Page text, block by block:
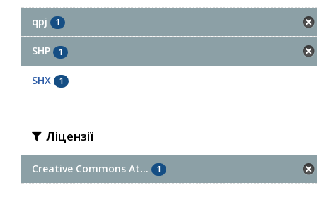
qpj 1
SHP 1
SHX 1
Ліцензії
Creative Commons At... 1